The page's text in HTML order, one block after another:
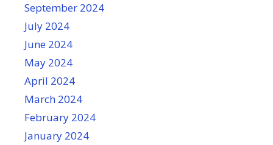
September 2024
July 2024
June 2024
May 2024
April 2024
March 2024
February 2024
January 2024